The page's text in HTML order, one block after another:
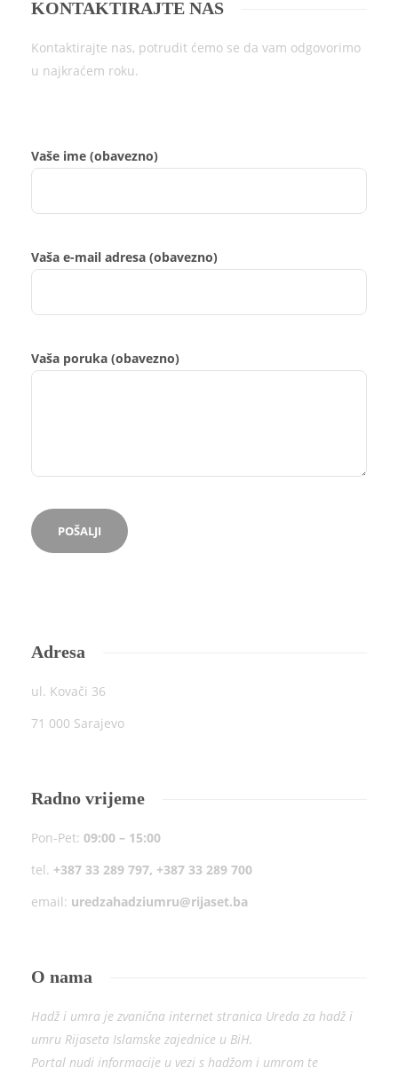
KONTAKTIRAJTE NAS
Kontaktirajte nas, potrudit ćemo se da vam odgovorimo
u najkraćem roku.
Vaše ime (obavezno)
Vaša e-mail adresa (obavezno)
Vaša poruka (obavezno)
Adresa
ul. Kovači 36
71 000 Sarajevo
Radno vrijeme
Pon-Pet: 09:00 – 15:00
tel. +387 33 289 797, +387 33 289 700
email: uredzahadziumru@rijaset.ba
O nama
Hadž i umra je zvanična internet stranica Ureda za hadž i
umru Rijaseta Islamske zajednice u BiH.
Portal nudi informacije u vezi s hadžom i umrom te